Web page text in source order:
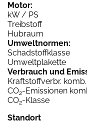
Motor:
kW / PS
Treibstoff
Hubraum
Umweltnormen:
Schadstoffklasse
Umweltplakette
Verbrauch und
Kraftstoffverbr. komb.
CO2-Emissionen
CO2-Klasse
Standort